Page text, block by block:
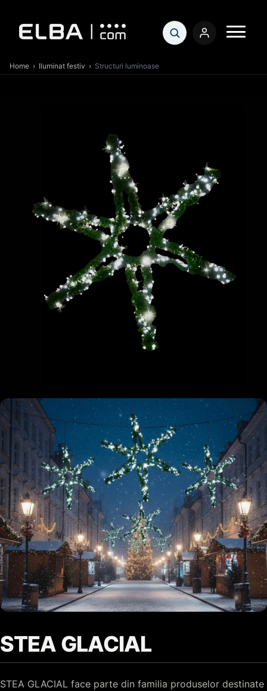
Home › Iluminat festiv › Structuri luminoase
STEA GLACIAL
STEA GLACIAL face parte din familia produselor destinate